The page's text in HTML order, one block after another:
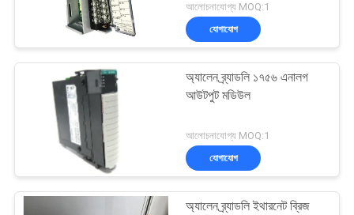
আলোচনাযোগ্য MOQ:1
যোগাযোগ
অ্যালেন ব্র্যাডলি ১৭৫৬ এনালগ
আউটপুট মডিউল
আলোচনাযোগ্য MOQ:1
যোগাযোগ
অ্যালেন ব্র্যাডলি ইথারনেট ব্রিজ